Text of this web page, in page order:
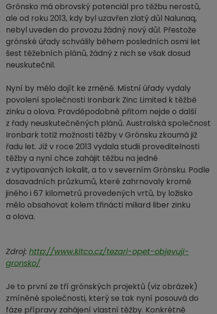
Grónsko má obrovský potenciál pro těžbu nerostů,
ale od roku 2013, kdy byl uzavřen zlatý důl Nalunaq,
nebyl uveden do provozu žádný nový důl. Přestože
grónské úřady schválily během posledních osmi let
šest těžebních plánů, žádný z nich se však dosud
neuskutečnil.
Nyní by mělo dojít ke změně. Místní úřady vydaly
povolení společnosti Ironbark Zinc Limited k těžbě
zinku a olova. Pravděpodobně přitom nejde o další
z řady neuskutečněných plánů. Australská společnost
Ironbark totiž možnosti těžby v Grónsku zkoumá již
řadu let. Již v roce 2013 vydala studii proveditelnosti
těžby a nyní chce zahájit těžbu na jedné
z vytipovaných lokalit, a to v severním Grónsku. Podle
dosavadních průzkumů, které zahrnovaly kromě
jiného i 67 kilometrů provedených vrtů, by ložisko
mělo obsahovat kolem třinácti miliard liber zinku
a olova.
Zdroj: http://www.kitco.cz/tezari-opet-objevuji-
gronsko/
Je to první ze tří grónských projektů (viz obrázek)
zmíněné společnosti, který se tak nyní posouvá do
fáze přípravy zahájení vlastní těžby. Konkrétně